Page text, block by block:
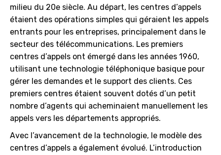
milieu du 20e siècle. Au départ, les centres d’appels
étaient des opérations simples qui géraient les appels
entrants pour les entreprises, principalement dans le
secteur des télécommunications. Les premiers
centres d’appels ont émergé dans les années 1960,
utilisant une technologie téléphonique basique pour
gérer les demandes et le support des clients. Ces
premiers centres étaient souvent dotés d’un petit
nombre d’agents qui acheminaient manuellement les
appels vers les départements appropriés.
Avec l’avancement de la technologie, le modèle des
centres d’appels a également évolué. L’introduction